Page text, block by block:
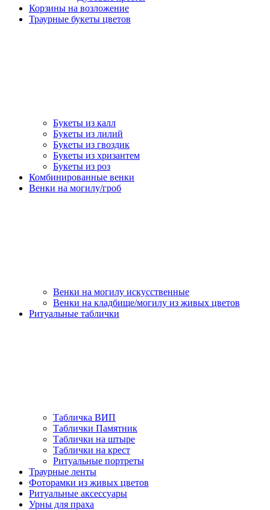
Корзины на возложение
Траурные букеты цветов
Букеты из калл
Букеты из лилий
Букеты из гвоздик
Букеты из хризантем
Букеты из роз
Комбинированные венки
Венки на могилу/гроб
Венки на могилу искусственные
Венки на кладбище/могилу из живых цветов
Ритуальные таблички
Табличка ВИП
Таблички Памятник
Таблички на штыре
Таблички на крест
Ритуальные портреты
Траурные ленты
Фоторамки из живых цветов
Ритуальные аксессуары
Урны для праха